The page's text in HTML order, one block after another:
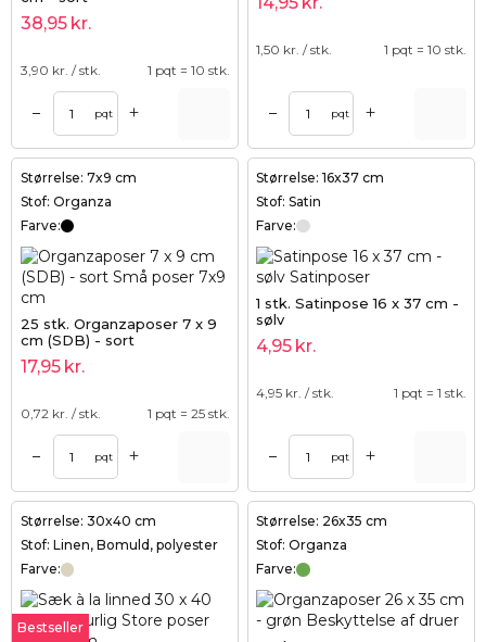
38,95 kr.
3,90 kr. / stk. 1 pqt = 10 stk.
– pqt +
1,50 kr. / stk. 1 pqt = 10 stk.
– pqt +
Størrelse: 7x9 cm
Stof: Organza
Farve:
25 stk. Organzaposer 7 x 9
cm (SDB) - sort
17,95 kr.
0,72 kr. / stk. 1 pqt = 25 stk.
– pqt +
Størrelse: 16x37 cm
Stof: Satin
Farve:
1 stk. Satinpose 16 x 37 cm -
sølv
4,95 kr.
4,95 kr. / stk. 1 pqt = 1 stk.
– pqt +
Størrelse: 30x40 cm
Stof: Linen, Bomuld, polyester
Farve:
Bestseller
Størrelse: 26x35 cm
Stof: Organza
Farve: